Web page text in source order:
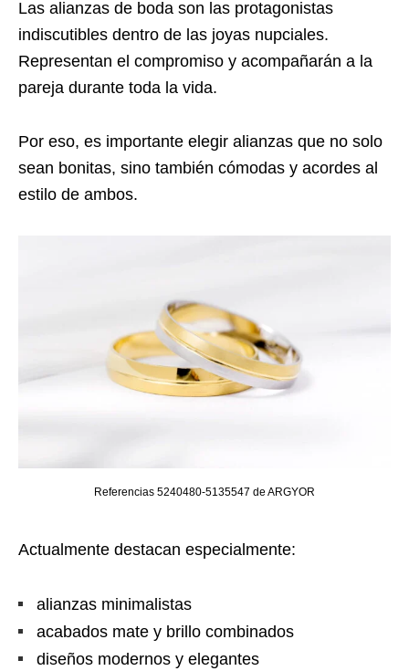
Las alianzas de boda son las protagonistas
indiscutibles dentro de las joyas nupciales.
Representan el compromiso y acompañarán a la
pareja durante toda la vida.
Por eso, es importante elegir alianzas que no solo
sean bonitas, sino también cómodas y acordes al
estilo de ambos.
Referencias 5240480-5135547 de ARGYOR
Actualmente destacan especialmente:
alianzas minimalistas
acabados mate y brillo combinados
diseños modernos y elegantes